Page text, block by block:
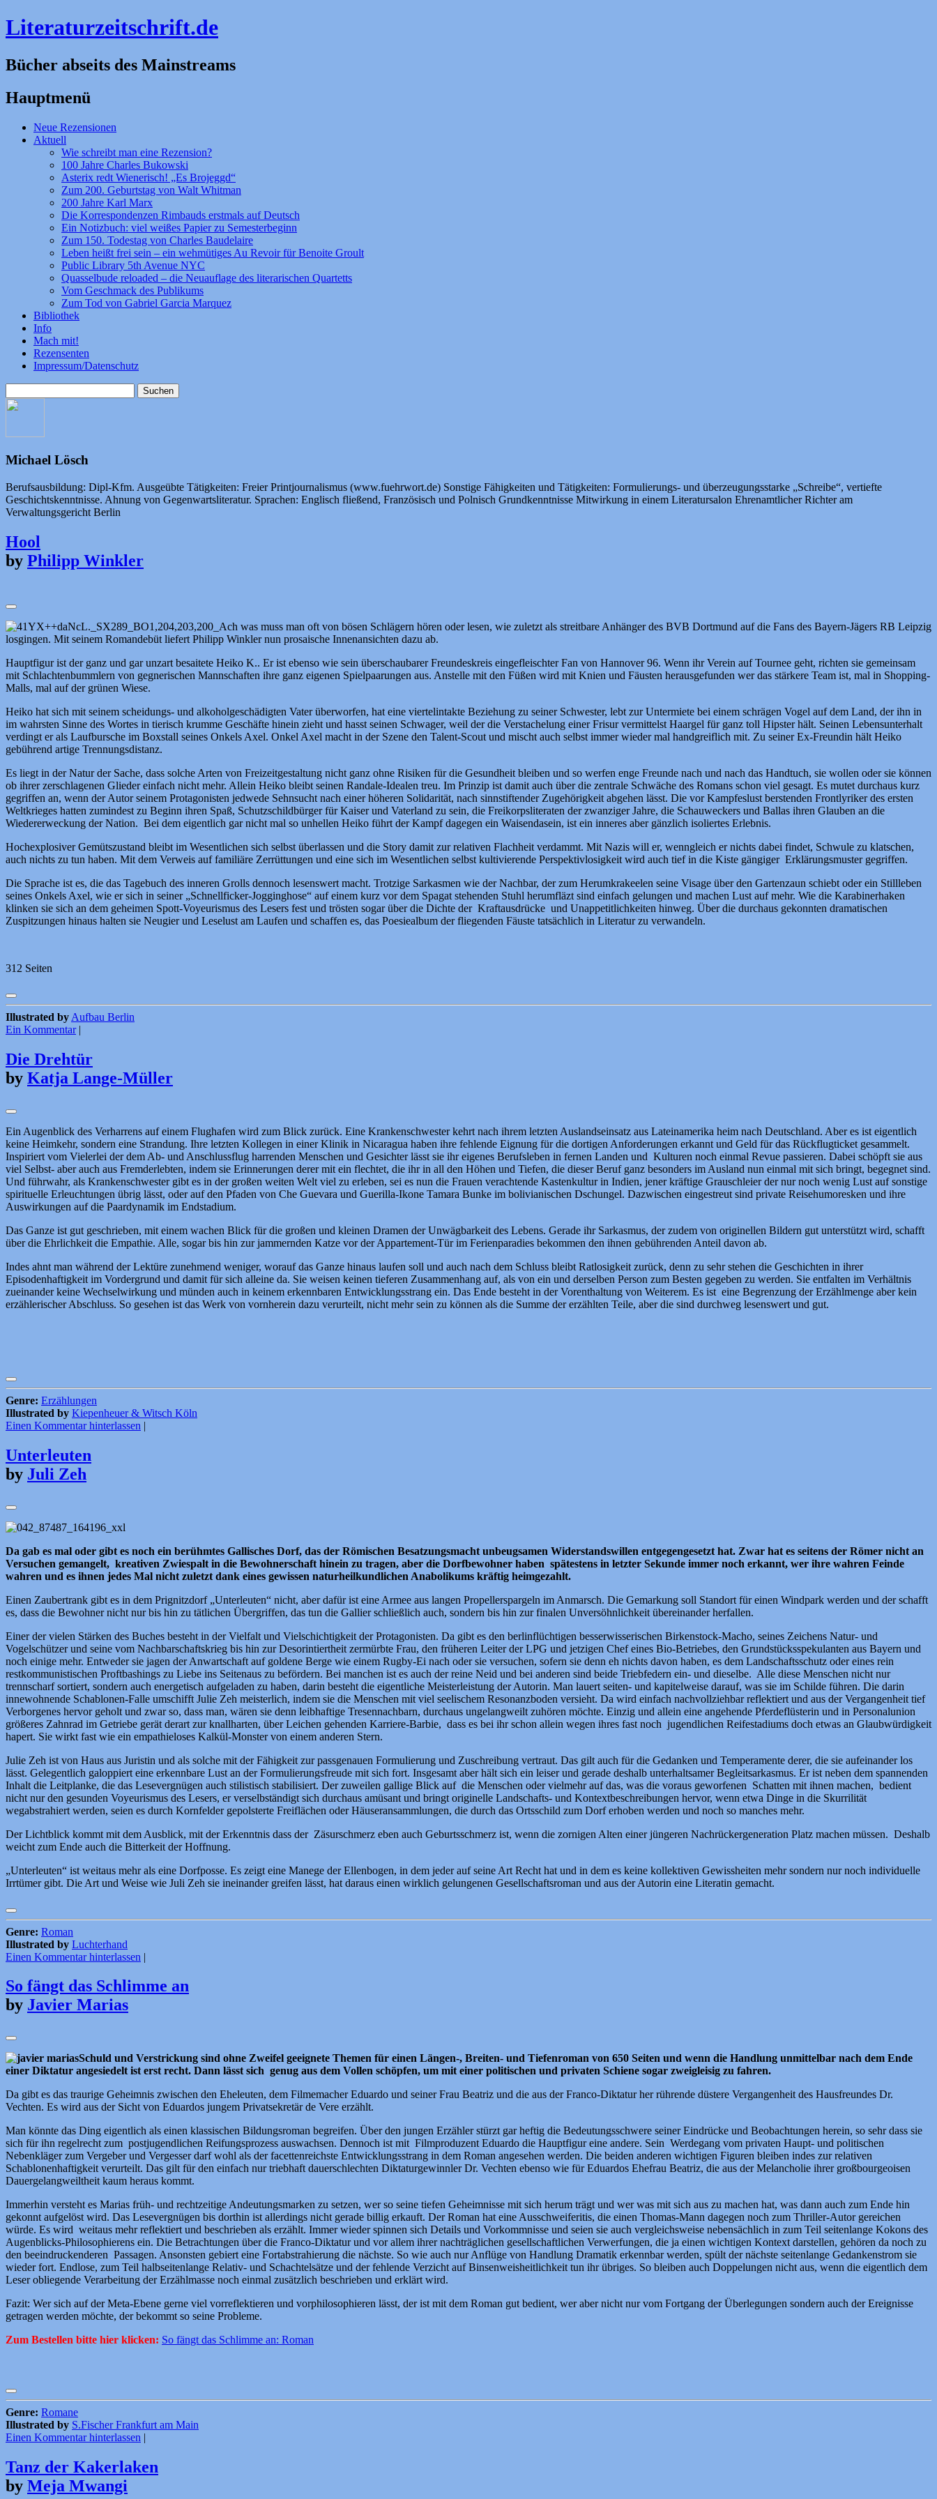
Literaturzeitschrift.de
Bücher abseits des Mainstreams
Hauptmenü
Zum
Inhalt
Neue Rezensionen
Aktuell
Wie schreibt man eine Rezension?
100 Jahre Charles Bukowski
Asterix redt Wienerisch! „Es Brojeggd“
Zum 200. Geburtstag von Walt Whitman
200 Jahre Karl Marx
Die Korrespondenzen Rimbauds erstmals auf Deutsch
Ein Notizbuch: viel weißes Papier zu Semesterbeginn
Zum 150. Todestag von Charles Baudelaire
Leben heißt frei sein – ein wehmütiges Au Revoir für Benoite Groult
Public Library 5th Avenue NYC
Quasselbude reloaded – die Neuauflage des literarischen Quartetts
Vom Geschmack des Publikums
Zum Tod von Gabriel Garcia Marquez
Bibliothek
Info
Mach mit!
Rezensenten
Impressum/Datenschutz
nach:
Michael Lösch
Berufsausbildung: Dipl-Kfm. Ausgeübte Tätigkeiten: Freier Printjournalismus (www.fuehrwort.de) Sonstige Fähigkeiten und Tätigkeiten: Formulierungs- und überzeugungsstarke „Schreibe“, vertiefte
Geschichtskenntnisse. Ahnung von Gegenwartsliteratur. Sprachen: Englisch fließend, Französisch und Polnisch Grundkenntnisse Mitwirkung in einem Literatursalon Ehrenamtlicher Richter am
Verwaltungsgericht Berlin
Hool
by Philipp Winkler
Ach was muss man oft von bösen Schlägern hören oder lesen, wie zuletzt als streitbare Anhänger des BVB Dortmund auf die Fans des Bayern-Jägers RB Leipzig
losgingen. Mit seinem Romandebüt liefert Philipp Winkler nun prosaische Innenansichten dazu ab.
Hauptfigur ist der ganz und gar unzart besaitete Heiko K.. Er ist ebenso wie sein überschaubarer Freundeskreis eingefleischter Fan von Hannover 96. Wenn ihr Verein auf Tournee geht, richten sie gemeinsam
mit Schlachtenbummlern von gegnerischen Mannschaften ihre ganz eigenen Spielpaarungen aus. Anstelle mit den Füßen wird mit Knien und Fäusten herausgefunden wer das stärkere Team ist, mal in Shopping-
Malls, mal auf der grünen Wiese.
Heiko hat sich mit seinem scheidungs- und alkoholgeschädigten Vater überworfen, hat eine viertelintakte Beziehung zu seiner Schwester, lebt zur Untermiete bei einem schrägen Vogel auf dem Land, der ihn in
im wahrsten Sinne des Wortes in tierisch krumme Geschäfte hinein zieht und hasst seinen Schwager, weil der die Verstachelung einer Frisur vermittelst Haargel für ganz toll Hipster hält. Seinen Lebensunterhalt
verdingt er als Laufbursche im Boxstall seines Onkels Axel. Onkel Axel macht in der Szene den Talent-Scout und mischt auch selbst immer wieder mal handgreiflich mit. Zu seiner Ex-Freundin hält Heiko
gebührend artige Trennungsdistanz.
Es liegt in der Natur der Sache, dass solche Arten von Freizeitgestaltung nicht ganz ohne Risiken für die Gesundheit bleiben und so werfen enge Freunde nach und nach das Handtuch, sie wollen oder sie können
ob ihrer zerschlagenen Glieder einfach nicht mehr. Allein Heiko bleibt seinen Randale-Idealen treu. Im Prinzip ist damit auch über die zentrale Schwäche des Romans schon viel gesagt. Es mutet durchaus kurz
gegriffen an, wenn der Autor seinem Protagonisten jedwede Sehnsucht nach einer höheren Solidarität, nach sinnstiftender Zugehörigkeit abgehen lässt. Die vor Kampfeslust berstenden Frontlyriker des ersten
Weltkrieges hatten zumindest zu Beginn ihren Spaß, Schutzschildbürger für Kaiser und Vaterland zu sein, die Freikorpsliteraten der zwanziger Jahre, die Schauweckers und Ballas ihren Glauben an die
Wiedererweckung der Nation. Bei dem eigentlich gar nicht mal so unhellen Heiko führt der Kampf dagegen ein Waisendasein, ist ein inneres aber gänzlich isoliertes Erlebnis.
Hochexplosiver Gemütszustand bleibt im Wesentlichen sich selbst überlassen und die Story damit zur relativen Flachheit verdammt. Mit Nazis will er, wenngleich er nichts dabei findet, Schwule zu klatschen,
auch nichts zu tun haben. Mit dem Verweis auf familiäre Zerrüttungen und eine sich im Wesentlichen selbst kultivierende Perspektivlosigkeit wird auch tief in die Kiste gängiger Erklärungsmuster gegriffen.
Die Sprache ist es, die das Tagebuch des inneren Grolls dennoch lesenswert macht. Trotzige Sarkasmen wie der Nachbar, der zum Herumkrakeelen seine Visage über den Gartenzaun schiebt oder ein Stillleben
seines Onkels Axel, wie er sich in seiner „Schnellficker-Jogginghose“ auf einem kurz vor dem Spagat stehenden Stuhl herumfläzt sind einfach gelungen und machen Lust auf mehr. Wie die Karabinerhaken
klinken sie sich an dem geheimen Spott-Voyeurismus des Lesers fest und trösten sogar über die Dichte der Kraftausdrücke und Unappetitlichkeiten hinweg. Über die durchaus gekonnten dramatischen
Zuspitzungen hinaus halten sie Neugier und Leselust am Laufen und schaffen es, das Poesiealbum der fliegenden Fäuste tatsächlich in Literatur zu verwandeln.
312 Seiten
Illustrated by Aufbau Berlin
Ein Kommentar |
Die Drehtür
by Katja Lange-Müller
Ein Augenblick des Verharrens auf einem Flughafen wird zum Blick zurück. Eine Krankenschwester kehrt nach ihrem letzten Auslandseinsatz aus Lateinamerika heim nach Deutschland. Aber es ist eigentlich
keine Heimkehr, sondern eine Strandung. Ihre letzten Kollegen in einer Klinik in Nicaragua haben ihre fehlende Eignung für die dortigen Anforderungen erkannt und Geld für das Rückflugticket gesammelt.
Inspiriert vom Vielerlei der dem Ab- und Anschlussflug harrenden Menschen und Gesichter lässt sie ihr eigenes Berufsleben in fernen Landen und Kulturen noch einmal Revue passieren. Dabei schöpft sie aus
viel Selbst- aber auch aus Fremderlebten, indem sie Erinnerungen derer mit ein flechtet, die ihr in all den Höhen und Tiefen, die dieser Beruf ganz besonders im Ausland nun einmal mit sich bringt, begegnet sind.
Und führwahr, als Krankenschwester gibt es in der großen weiten Welt viel zu erleben, sei es nun die Frauen verachtende Kastenkultur in Indien, jener kräftige Grauschleier der nur noch wenig Lust auf sonstige
spirituelle Erleuchtungen übrig lässt, oder auf den Pfaden von Che Guevara und Guerilla-Ikone Tamara Bunke im bolivianischen Dschungel. Dazwischen eingestreut sind private Reisehumoresken und ihre
Auswirkungen auf die Paardynamik im Endstadium.
Das Ganze ist gut geschrieben, mit einem wachen Blick für die großen und kleinen Dramen der Unwägbarkeit des Lebens. Gerade ihr Sarkasmus, der zudem von originellen Bildern gut unterstützt wird, schafft
über die Ehrlichkeit die Empathie. Alle, sogar bis hin zur jammernden Katze vor der Appartement-Tür im Ferienparadies bekommen den ihnen gebührenden Anteil davon ab.
Indes ahnt man während der Lektüre zunehmend weniger, worauf das Ganze hinaus laufen soll und auch nach dem Schluss bleibt Ratlosigkeit zurück, denn zu sehr stehen die Geschichten in ihrer
Episodenhaftigkeit im Vordergrund und damit für sich alleine da. Sie weisen keinen tieferen Zusammenhang auf, als von ein und derselben Person zum Besten gegeben zu werden. Sie entfalten im Verhältnis
zueinander keine Wechselwirkung und münden auch in keinem erkennbaren Entwicklungsstrang ein. Das Ende besteht in der Vorenthaltung von Weiterem. Es ist eine Begrenzung der Erzählmenge aber kein
erzählerischer Abschluss. So gesehen ist das Werk von vornherein dazu verurteilt, nicht mehr sein zu können als die Summe der erzählten Teile, aber die sind durchweg lesenswert und gut.
Genre: Erzählungen
Illustrated by Kiepenheuer & Witsch Köln
Einen Kommentar hinterlassen |
Unterleuten
by Juli Zeh
Da gab es mal oder gibt es noch ein berühmtes Gallisches Dorf, das der Römischen Besatzungsmacht unbeugsamen Widerstandswillen entgegengesetzt hat. Zwar hat es seitens der Römer nicht an
Versuchen gemangelt, kreativen Zwiespalt in die Bewohnerschaft hinein zu tragen, aber die Dorfbewohner haben spätestens in letzter Sekunde immer noch erkannt, wer ihre wahren Feinde
wahren und es ihnen jedes Mal nicht zuletzt dank eines gewissen naturheilkundlichen Anabolikums kräftig heimgezahlt.
Einen Zaubertrank gibt es in dem Prignitzdorf „Unterleuten“ nicht, aber dafür ist eine Armee aus langen Propellerspargeln im Anmarsch. Die Gemarkung soll Standort für einen Windpark werden und der schafft
es, dass die Bewohner nicht nur bis hin zu tätlichen Übergriffen, das tun die Gallier schließlich auch, sondern bis hin zur finalen Unversöhnlichkeit übereinander herfallen.
Einer der vielen Stärken des Buches besteht in der Vielfalt und Vielschichtigkeit der Protagonisten. Da gibt es den berlinflüchtigen besserwisserischen Birkenstock-Macho, seines Zeichens Natur- und
Vogelschützer und seine vom Nachbarschaftskrieg bis hin zur Desorintiertheit zermürbte Frau, den früheren Leiter der LPG und jetzigen Chef eines Bio-Betriebes, den Grundstücksspekulanten aus Bayern und
noch einige mehr. Entweder sie jagen der Anwartschaft auf goldene Berge wie einem Rugby-Ei nach oder sie versuchen, sofern sie denn eh nichts davon haben, es dem Landschaftsschutz oder eines rein
restkommunistischen Proftbashings zu Liebe ins Seitenaus zu befördern. Bei manchen ist es auch der reine Neid und bei anderen sind beide Triebfedern ein- und dieselbe. Alle diese Menschen nicht nur
trennscharf sortiert, sondern auch energetisch aufgeladen zu haben, darin besteht die eigentliche Meisterleistung der Autorin. Man lauert seiten- und kapitelweise darauf, was sie im Schilde führen. Die darin
innewohnende Schablonen-Falle umschifft Julie Zeh meisterlich, indem sie die Menschen mit viel seelischem Resonanzboden versieht. Da wird einfach nachvollziehbar reflektiert und aus der Vergangenheit tief
Verborgenes hervor geholt und zwar so, dass man, wären sie denn leibhaftige Tresennachbarn, durchaus ungelangweilt zuhören möchte. Einzig und allein eine angehende Pferdeflüsterin und in Personalunion
größeres Zahnrad im Getriebe gerät derart zur knallharten, über Leichen gehenden Karriere-Barbie, dass es bei ihr schon allein wegen ihres fast noch jugendlichen Reifestadiums doch etwas an Glaubwürdigkeit
hapert. Sie wirkt fast wie ein empathieloses Kalkül-Monster von einem anderen Stern.
Julie Zeh ist von Haus aus Juristin und als solche mit der Fähigkeit zur passgenauen Formulierung und Zuschreibung vertraut. Das gilt auch für die Gedanken und Temperamente derer, die sie aufeinander los
lässt. Gelegentlich galoppiert eine erkennbare Lust an der Formulierungsfreude mit sich fort. Insgesamt aber hält sich ein leiser und gerade deshalb unterhaltsamer Begleitsarkasmus. Er ist neben dem spannenden
Inhalt die Leitplanke, die das Lesevergnügen auch stilistisch stabilisiert. Der zuweilen gallige Blick auf die Menschen oder vielmehr auf das, was die voraus geworfenen Schatten mit ihnen machen, bedient
nicht nur den gesunden Voyeurismus des Lesers, er verselbständigt sich durchaus amüsant und bringt originelle Landschafts- und Kontextbeschreibungen hervor, wenn etwa Dinge in die Skurrilität
wegabstrahiert werden, seien es durch Kornfelder gepolsterte Freiflächen oder Häuseransammlungen, die durch das Ortsschild zum Dorf erhoben werden und noch so manches mehr.
Der Lichtblick kommt mit dem Ausblick, mit der Erkenntnis dass der Zäsurschmerz eben auch Geburtsschmerz ist, wenn die zornigen Alten einer jüngeren Nachrückergeneration Platz machen müssen. Deshalb
weicht zum Ende auch die Bitterkeit der Hoffnung.
„Unterleuten“ ist weitaus mehr als eine Dorfposse. Es zeigt eine Manege der Ellenbogen, in dem jeder auf seine Art Recht hat und in dem es keine kollektiven Gewissheiten mehr sondern nur noch individuelle
Irrtümer gibt. Die Art und Weise wie Juli Zeh sie ineinander greifen lässt, hat daraus einen wirklich gelungenen Gesellschaftsroman und aus der Autorin eine Literatin gemacht.
Genre: Roman
Illustrated by Luchterhand
Einen Kommentar hinterlassen |
So fängt das Schlimme an
by Javier Marias
Schuld und Verstrickung sind ohne Zweifel geeignete Themen für einen Längen-, Breiten- und Tiefenroman von 650 Seiten und wenn die Handlung unmittelbar nach dem Ende
einer Diktatur angesiedelt ist erst recht. Dann lässt sich genug aus dem Vollen schöpfen, um mit einer politischen und privaten Schiene sogar zweigleisig zu fahren.
Da gibt es das traurige Geheimnis zwischen den Eheleuten, dem Filmemacher Eduardo und seiner Frau Beatriz und die aus der Franco-Diktatur her rührende düstere Vergangenheit des Hausfreundes Dr.
Vechten. Es wird aus der Sicht von Eduardos jungem Privatsekretär de Vere erzählt.
Man könnte das Ding eigentlich als einen klassischen Bildungsroman begreifen. Über den jungen Erzähler stürzt gar heftig die Bedeutungsschwere seiner Eindrücke und Beobachtungen herein, so sehr dass sie
sich für ihn regelrecht zum postjugendlichen Reifungsprozess auswachsen. Dennoch ist mit Filmproduzent Eduardo die Hauptfigur eine andere. Sein Werdegang vom privaten Haupt- und politischen
Nebenkläger zum Vergeber und Vergesser darf wohl als der facettenreichste Entwicklungsstrang in dem Roman angesehen werden. Die beiden anderen wichtigen Figuren bleiben indes zur relativen
Schablonenhaftigkeit verurteilt. Das gilt für den einfach nur triebhaft dauerschlechten Diktaturgewinnler Dr. Vechten ebenso wie für Eduardos Ehefrau Beatriz, die aus der Melancholie ihrer großbourgeoisen
Dauergelangweiltheit kaum heraus kommt.
Immerhin versteht es Marias früh- und rechtzeitige Andeutungsmarken zu setzen, wer so seine tiefen Geheimnisse mit sich herum trägt und wer was mit sich aus zu machen hat, was dann auch zum Ende hin
gekonnt aufgelöst wird. Das Lesevergnügen bis dorthin ist allerdings nicht gerade billig erkauft. Der Roman hat eine Ausschweiferitis, die einen Thomas-Mann dagegen noch zum Thriller-Autor gereichen
würde. Es wird weitaus mehr reflektiert und beschrieben als erzählt. Immer wieder spinnen sich Details und Vorkommnisse und seien sie auch vergleichsweise nebensächlich in zum Teil seitenlange Kokons des
Augenblicks-Philosophierens ein. Die Betrachtungen über die Franco-Diktatur und vor allem ihrer nachträglichen gesellschaftlichen Verwerfungen, die ja einen wichtigen Kontext darstellen, gehören da noch zu
den beeindruckenderen Passagen. Ansonsten gebiert eine Fortabstrahierung die nächste. So wie auch nur Anflüge von Handlung Dramatik erkennbar werden, spült der nächste seitenlange Gedankenstrom sie
wieder fort. Endlose, zum Teil halbseitenlange Relativ- und Schachtelsätze und der fehlende Verzicht auf Binsenweisheitlichkeit tun ihr übriges. So bleiben auch Doppelungen nicht aus, wenn die eigentlich dem
Leser obliegende Verarbeitung der Erzählmasse noch einmal zusätzlich beschrieben und erklärt wird.
Fazit: Wer sich auf der Meta-Ebene gerne viel vorreflektieren und vorphilosophieren lässt, der ist mit dem Roman gut bedient, wer aber nicht nur vom Fortgang der Überlegungen sondern auch der Ereignisse
getragen werden möchte, der bekommt so seine Probleme.
Zum Bestellen bitte hier klicken: So fängt das Schlimme an: Roman
Genre: Romane
Illustrated by S.Fischer Frankfurt am Main
Einen Kommentar hinterlassen |
Tanz der Kakerlaken
by Meja Mwangi